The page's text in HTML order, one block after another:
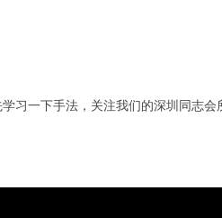
习一下手法，关注我们的深圳同志会